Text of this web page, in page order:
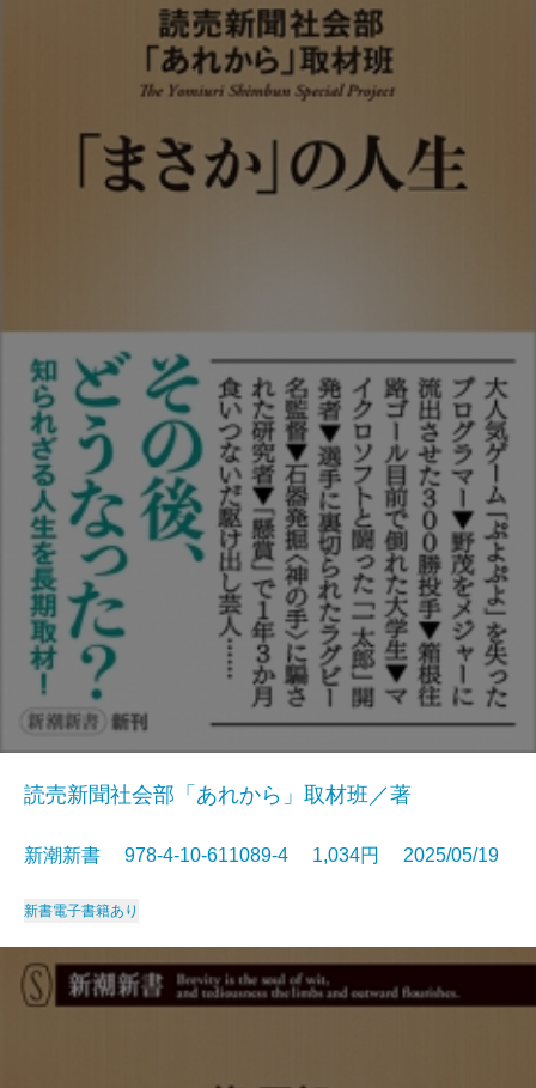
読売新聞社会部「あれから」取材班／著
新潮新書 978-4-10-611089-4 1,034円 2025/05/19
新書電子書籍あり